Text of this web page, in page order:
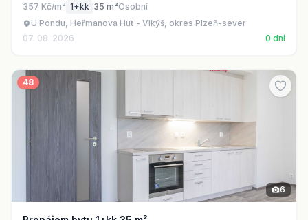
357 Kč/m² 1+kk 35 m²Osobní
U Pondu, Heřmanova Huť - Vlkýš, okres Plzeň-sever
07. 08. 2026
0 dní
48
6